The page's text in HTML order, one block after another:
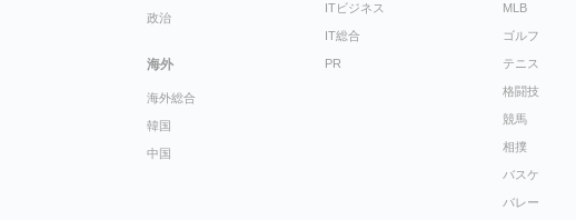
政治
海外
海外総合
韓国
中国
ITビジネス
IT総合
PR
MLB
ゴルフ
テニス
格闘技
競馬
相撲
バスケ
バレー